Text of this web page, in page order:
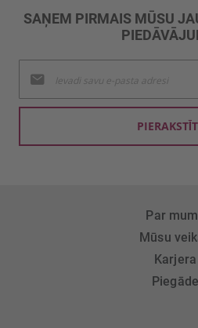
SAŅEM PIRMAIS MŪSU
jaunumu
saņemšanai:
Par
Mūsu
Karjera
Piegāde